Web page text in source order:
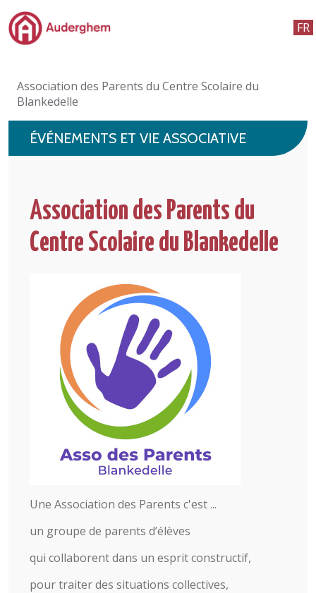
Passer au contenu principal FR
Événements et vie associative
eGuichet
En 1 clic
Association des Parents du Centre Scolaire du
Blankedelle
ÉVÉNEMENTS ET VIE ASSOCIATIVE
Association des Parents du
Centre Scolaire du Blankedelle
Une Association des Parents c'est ...
un groupe de parents d’élèves
qui collaborent dans un esprit constructif,
pour traiter des situations collectives,